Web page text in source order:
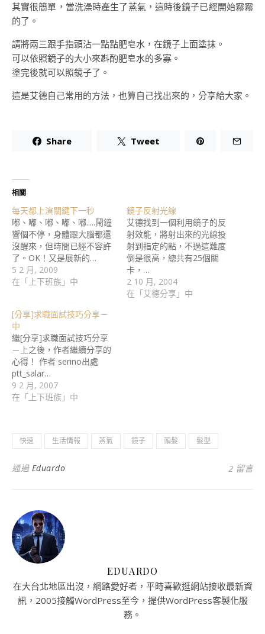
其實很簡單，當洗澡時產生了蒸氣，這時後鏡子已經開始霧霧
的了。
請將兩三跟手指頭沾一點點肥皂水，在鏡子上面塗抹。
可以依照鏡子的大小來斟酌肥皂水的多寡。
塗完後就可以照鏡子了。
這是艾德自己常用的方法，也算自己找出來的，分享給大家。
Share Tweet
相關
每天都上演關鍵下一秒
嘟、嘟、嘟、嘟、嘟.....鬧鐘
響個不停，身體跟大腦都還
沒醒來，但時間已經不容許
了。OK！又是展新的…
5 2 月, 2009
在「上下班族」中
鏡子反射光線
艾德找到一個利用鏡子的反
射效能，將射出來的光線投
射到指定的點，不過這難度
倒是很高，總共有25個關
卡，…
2 10 月, 2004
在「艾德分享」中
[分享]求職面試技巧分享－
中
繼[分享]求職面試技巧分享
－上之後，作者繼續分享的
心得！ 作者 serino出處
ptt_salar…
9 2 月, 2007
在「上下班族」中
快速 生活情報 蒸氣 鏡子 頭髮 髮型
通過 Eduardo 2 留言
EDUARDO
在大台北地區出沒，網路愛好者，平時喜歡逛網站接收最新資
訊，2005接觸WordPress至今，提供WordPress客製化服
務。